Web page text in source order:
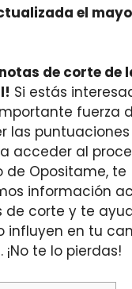
el
de corte de
Si estás
fuerza
las
acceder al
de Opositame, te
información
de corte y te
influyen en tu
te lo pierdas!